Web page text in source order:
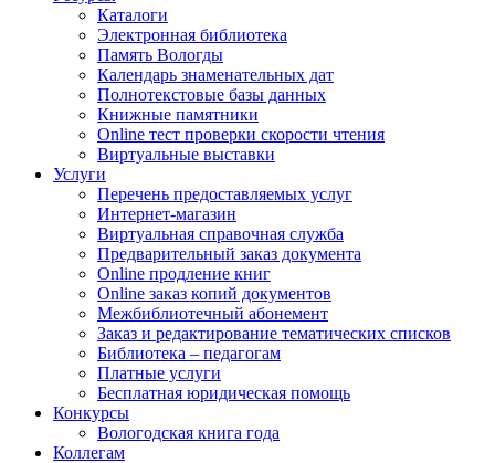
Каталоги
Электронная библиотека
Память Вологды
Календарь знаменательных дат
Полнотекстовые базы данных
Книжные памятники
Online тест проверки скорости чтения
Виртуальные выставки
Услуги
Перечень предоставляемых услуг
Интернет-магазин
Виртуальная справочная служба
Предварительный заказ документа
Online продление книг
Online заказ копий документов
Межбиблиотечный абонемент
Заказ и редактирование тематических списков
Библиотека – педагогам
Платные услуги
Бесплатная юридическая помощь
Конкурсы
Вологодская книга года
Коллегам